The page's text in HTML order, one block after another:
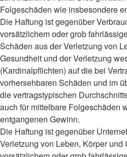
Folgeschäden wie insbesondere
Die Haftung ist gegenüber
vorsätzlichem oder grob
Schäden aus der Verletzung von
Gesundheit und der Verletzung
(Kardinalpflichten) auf die bei
vorhersehbaren Schäden und im
die vertragstypischen
auch für mittelbare Folgeschäden
entgangenen Gewinn.
Die Haftung ist gegenüber
Verletzung von Leben, Körper und